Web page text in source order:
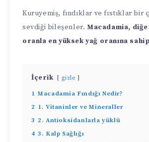
Kuruyemiş, fındıklar ve fıstıklar bir
sevdiği bileşenler. Macadamia,
oranla en yüksek yağ oranına
İçerik gizle
1 Macadamia Fındığı Nedir?
2 1. Vitaninler ve Mineraller
3 2. Antioksidanlarla yüklü
4 3. Kalp Sağlığı